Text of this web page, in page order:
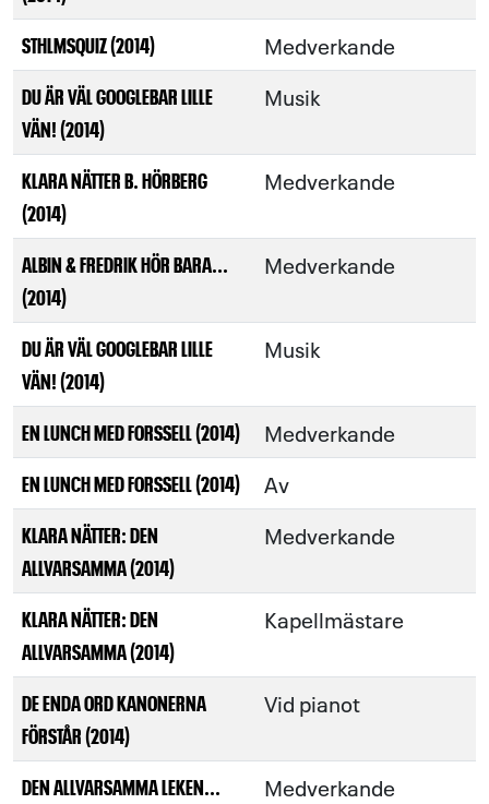
STHLMSQUIZ (2014)
Medverkande
DU ÄR VÄL GOOGLEBAR LILLE
VÄN! (2014)
Musik
KLARA NÄTTER B. HÖRBERG
(2014)
Medverkande
ALBIN & FREDRIK HÖR BARA...
(2014)
Medverkande
DU ÄR VÄL GOOGLEBAR LILLE
VÄN! (2014)
Musik
EN LUNCH MED FORSSELL (2014) Medverkande
EN LUNCH MED FORSSELL (2014) Av
KLARA NÄTTER: DEN
ALLVARSAMMA (2014)
Medverkande
KLARA NÄTTER: DEN
ALLVARSAMMA (2014)
Kapellmästare
DE ENDA ORD KANONERNA
FÖRSTÅR (2014)
Vid pianot
DEN ALLVARSAMMA LEKEN...
Medverkande